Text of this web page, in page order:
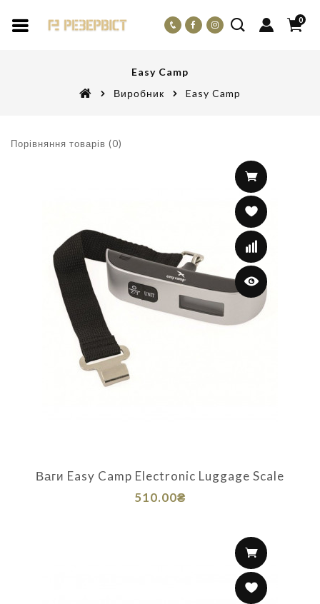
0
Easy Camp
Виробник
Easy Camp
Порівняння товарів (0)
Ваги Easy Camp Electronic Luggage Scale
510.00₴